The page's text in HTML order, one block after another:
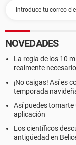
NOVEDADES
La regla de los 10
realmente
¡No caigas! Así es
temporada
Así puedes tomarte
aplicación
Los científicos
antigüedad en